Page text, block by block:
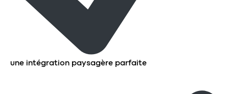
une intégration paysagère parfaite